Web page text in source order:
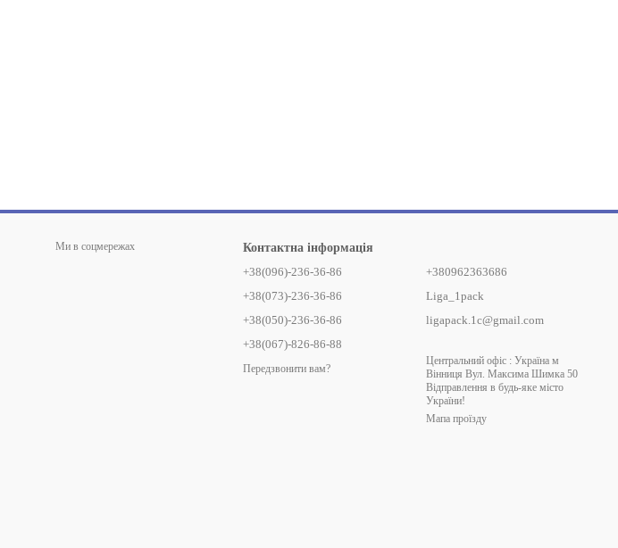
Ми в соцмережах
Контактна інформація
+38(096)-236-36-86
+38(073)-236-36-86
+38(050)-236-36-86
+38(067)-826-86-88
Передзвонити вам?
+380962363686
Liga_1pack
ligapack.1c@gmail.com
Центральний офіс : Україна м
Вінниця Вул. Максима Шимка 50
Відправлення в будь-яке місто
України!
Мапа проїзду